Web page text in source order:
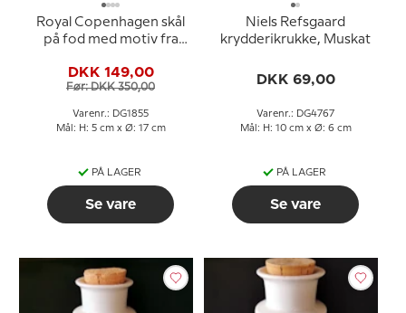
Royal Copenhagen skål
på fod med motiv fra
Svinedrengen
DKK 149,00
Før: DKK 350,00
Varenr.: DG1855
Mål: H: 5 cm x Ø: 17 cm
PÅ LAGER
Se vare
Niels Refsgaard
krydderikrukke, Muskat
DKK 69,00
Varenr.: DG4767
Mål: H: 10 cm x Ø: 6 cm
PÅ LAGER
Se vare